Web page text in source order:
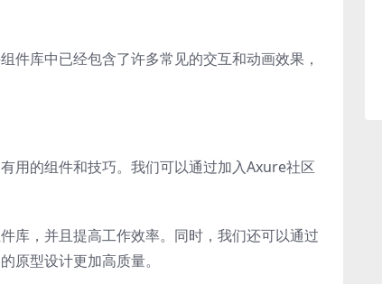
件库中已经包含了许多常见的交互和动画效果，
用的组件和技巧。我们可以通过加入Axure社区
库，并且提高工作效率。同时，我们还可以通过
原型设计更加高质量。